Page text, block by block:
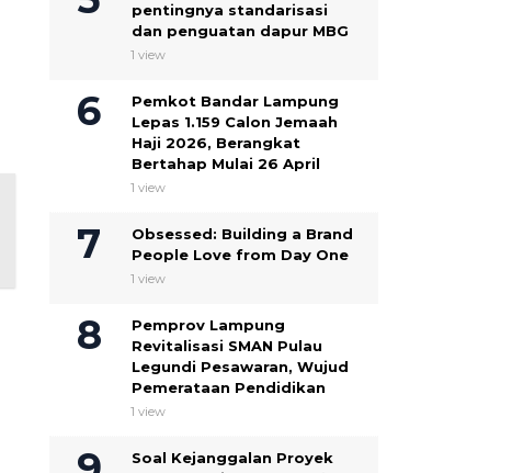
pentingnya standarisasi
dan penguatan dapur MBG
1 view
Pemkot Bandar Lampung
Lepas 1.159 Calon Jemaah
Haji 2026, Berangkat
Bertahap Mulai 26 April
1 view
Obsessed: Building a Brand
People Love from Day One
1 view
Pemprov Lampung
Revitalisasi SMAN Pulau
Legundi Pesawaran, Wujud
Pemerataan Pendidikan
1 view
Soal Kejanggalan Proyek